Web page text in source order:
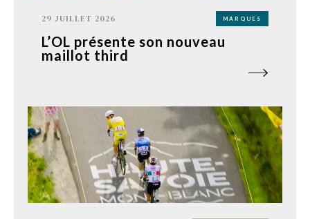
29 JUILLET 2026 MARQUES
L’OL présente son nouveau
maillot third